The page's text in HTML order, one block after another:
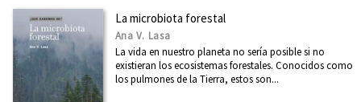
La microbiota forestal
Ana V. Lasa
La vida en nuestro planeta no sería posible si no
existieran los ecosistemas forestales. Conocidos como
los pulmones de la Tierra, estos son...